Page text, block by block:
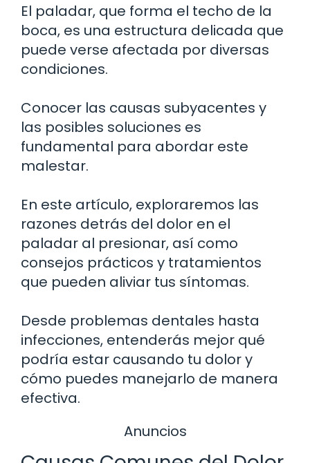
El paladar, que forma el techo de la
boca, es una estructura delicada que
puede verse afectada por diversas
condiciones.
Conocer las causas subyacentes y
las posibles soluciones es
fundamental para abordar este
malestar.
En este artículo, exploraremos las
razones detrás del dolor en el
paladar al presionar, así como
consejos prácticos y tratamientos
que pueden aliviar tus síntomas.
Desde problemas dentales hasta
infecciones, entenderás mejor qué
podría estar causando tu dolor y
cómo puedes manejarlo de manera
efectiva.
Anuncios